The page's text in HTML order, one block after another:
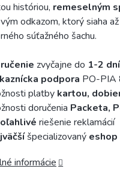
históriou, remeselným
odkazom, ktorý siaha
súťažného šachu.
zvyčajne do 1-2 dní
podpora PO-PIA
platby kartou,
doručenia Packeta,
riešenie reklamácií
špecializovaný eshop
informácie